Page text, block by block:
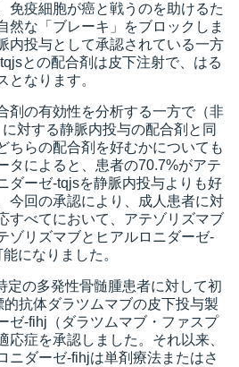
免疫細胞が癌と戦うのを助けるた
然な「ブレーキ」をブロックしま
内投与として承認されている一方
との配合剤は皮下注射で、はる
となります。
剤の有効性を分析する一方で（非
対する静脈内投与の配合剤と同
ちらの配合剤を好むかについても
タによると、患者の70.7%がアテ
ダーゼ-tqjsを静脈内投与よりも好
今回の承認により、成人患者に対
すべてにおいて、アテゾリズマブ
ゾリズマブとヒアルロニダーゼ-
になりました。
定の多発性骨髄腫患者に対して初
抗体ダラツムマブの皮下投与製
ゼ-fihj（ダラツムマブ・ファスプ
応症を承認しました。それ以来、
ニダーゼ-fihjは単剤療法またはさ